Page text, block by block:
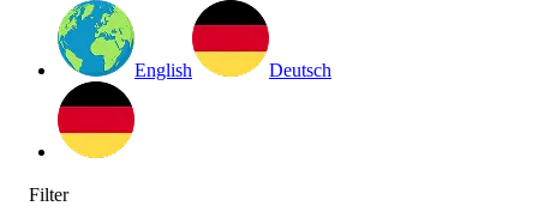
English Deutsch
Filter